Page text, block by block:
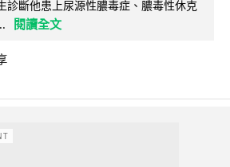
診斷他患上尿源性膿毒症、膿毒性休克
閱讀全文